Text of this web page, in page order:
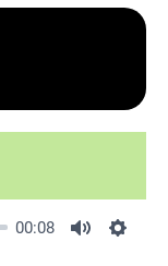
00:08